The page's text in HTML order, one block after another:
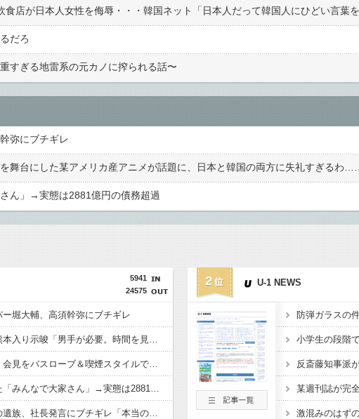
だろ
すぎる地雷系の元カノに搾られる話〜
弥にブチギレ
舞台にした某アメリカ産アニメが話題に、日本と韓国の両方に失礼すぎるわ……
ん」→実態は2881億円の債務超過
5941
24575
堀大輔、高須幹弥にブチギレ
滝沢秀明社長、熊本入り示唆「男手が必要。時間を見つけて行きたい」
秋田県職員さん、会見をバスローブ＆喫煙スタイルで対応してしまい大炎上ｗ
高配当をうたった「みんなで大家さん」→実態は2881億円の債務超過
イオン爆発事故の遺族、社長発言にブチギレ「本当のことを話して」
2 U-1 NEWS